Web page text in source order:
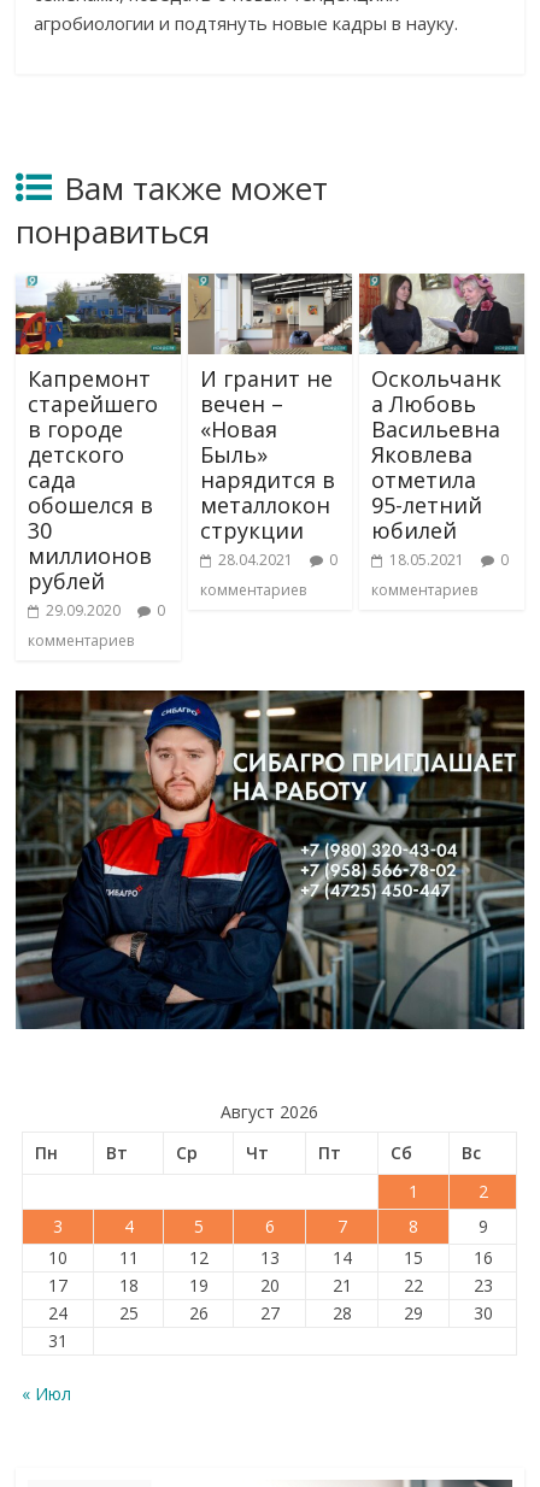
агробиологии и подтянуть новые кадры в науку.
Вам также может
понравиться
Капремонт
старейшего
в городе
детского
сада
обошелся в
30
миллионов
рублей
29.09.2020
0
комментариев
И гранит не
вечен –
«Новая
Быль»
нарядится в
металлокон
струкции
28.04.2021
0
комментариев
Оскольчанк
а Любовь
Васильевна
Яковлева
отметила
95-летний
юбилей
18.05.2021
0
комментариев
Август 2026
Пн
Вт Ср Чт Пт Сб
Вс
1
2
3
4 5 6 7 8
9
10
11 12 13 14 15
16
17
18 19 20 21 22
23
24
25 26 27 28 29
30
31
« Июл